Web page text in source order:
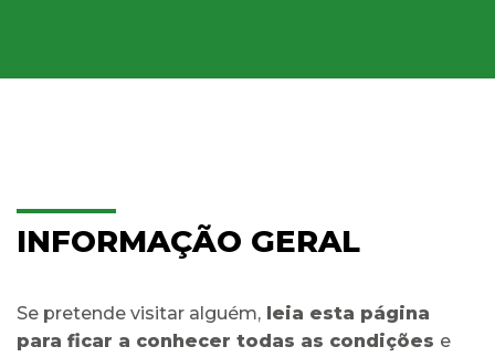
INFORMAÇÃO GERAL
Se pretende visitar alguém, leia esta página
para ficar a conhecer todas as condições e